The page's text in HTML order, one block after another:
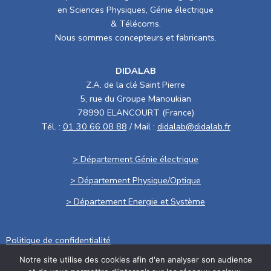
en Sciences Physiques, Génie électrique
& Télécoms.
Nous sommes concepteurs et fabricants.
DIDALAB
Z.A. de la clé Saint Pierre
5, rue du Groupe Manoukian
78990 ELANCOURT (France)
Tél. : 01 30 66 08 88 / Mail : didalab@didalab.fr
> Département Génie électrique
> Département Physique/Optique
> Département Energie et Système
Politique de confidentialité
Notre site utilise des cookies afin d'en analyser son audience